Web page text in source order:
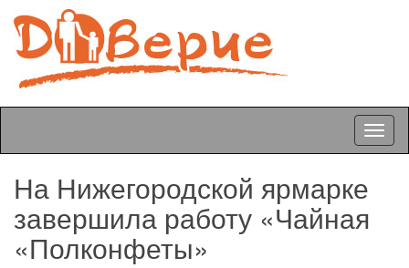
На Нижегородской ярмарке
завершила работу «Чайная
«Полконфеты»